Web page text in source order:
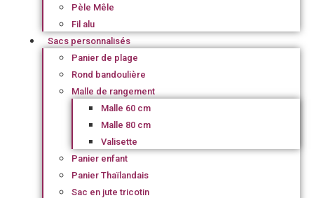
Pèle Mêle
Fil alu
Sacs personnalisés
Panier de plage
Rond bandoulière
Malle de rangement
Malle 60 cm
Malle 80 cm
Valisette
Panier enfant
Panier Thaïlandais
Sac en jute tricotin